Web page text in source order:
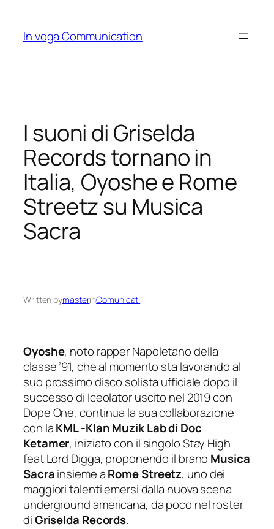
content
In voga Communication
I suoni di Griselda
Records tornano in
Italia, Oyoshe e Rome
Streetz su Musica
Sacra
Written bymasterinComunicati
Oyoshe, noto rapper Napoletano della
classe ’91, che al momento sta lavorando al
suo prossimo disco solista ufficiale dopo il
successo di Iceolator uscito nel 2019 con
Dope One, continua la sua collaborazione
con laKML -Klan Muzik Lab di Doc
Ketamer, iniziato con il singoloStay High
feat Lord Digga, proponendo il brano Musica
Sacrainsieme aRome Streetz, uno dei
maggiori talenti emersi dalla nuova scena
underground americana, da poco nel roster
diGriselda Records.